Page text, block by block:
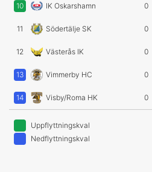
10 IK Oskarshamn 0
11 Södertälje SK 0
12 Västerås IK 0
13 Vimmerby HC 0
14 Visby/Roma HK 0
Uppflyttningskval
Nedflyttningskval